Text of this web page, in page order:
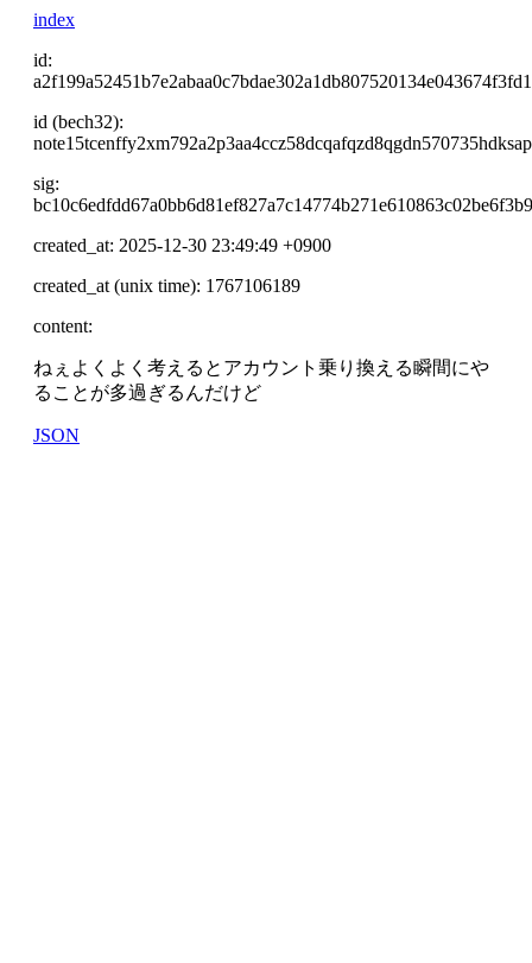
index
id:
id (bech32):
sig:
created_at: 2025-12-30 23:49:49 +0900
created_at (unix time): 1767106189
content:
ねぇよくよく考えるとアカウント乗り換える瞬間にや
ることが多過ぎるんだけど
JSON